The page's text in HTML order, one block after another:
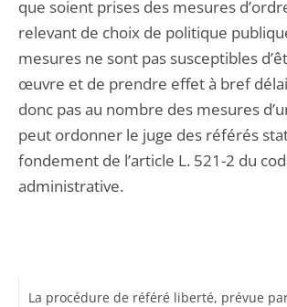
que soient prises des mesures
relevant de choix de politique
mesures ne sont pas susceptibles
œuvre et de prendre effet à bref
donc pas au nombre des mesures
peut ordonner le juge des référés
fondement de l’article L. 521-2 du
administrative.
La procédure de référé liberté, prévue